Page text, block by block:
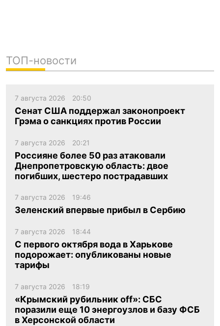
ТОП-новости
7 августа 2026 20:50
Сенат США поддержал законопроект
Грэма о санкциях против России
7 августа 2026 20:21
Россияне более 50 раз атаковали
Днепропетровскую область: двое
погибших, шестеро пострадавших
7 августа 2026 19:46
Зеленский впервые прибыл в Сербию
7 августа 2026 18:44
С первого октября вода в Харькове
подорожает: опубликованы новые
тарифы
7 августа 2026 18:19
«Крымский рубильник off»: СБС
поразили еще 10 энергоузлов и базу ФСБ
в Херсонской области